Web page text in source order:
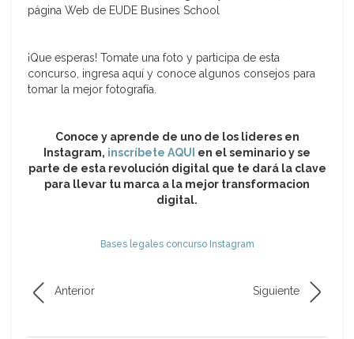
página Web de EUDE Busines School
¡Que esperas! Tomate una foto y participa de esta
concurso, ingresa aquí y conoce algunos consejos para
tomar la mejor fotografía.
Conoce y aprende de uno de los lideres en
Instagram, inscríbete AQUI en el seminario y se
parte de esta revolución digital que te dará la clave
para llevar tu marca a la mejor transformacion
digital.
Bases legales concurso Instagram
Anterior Siguiente